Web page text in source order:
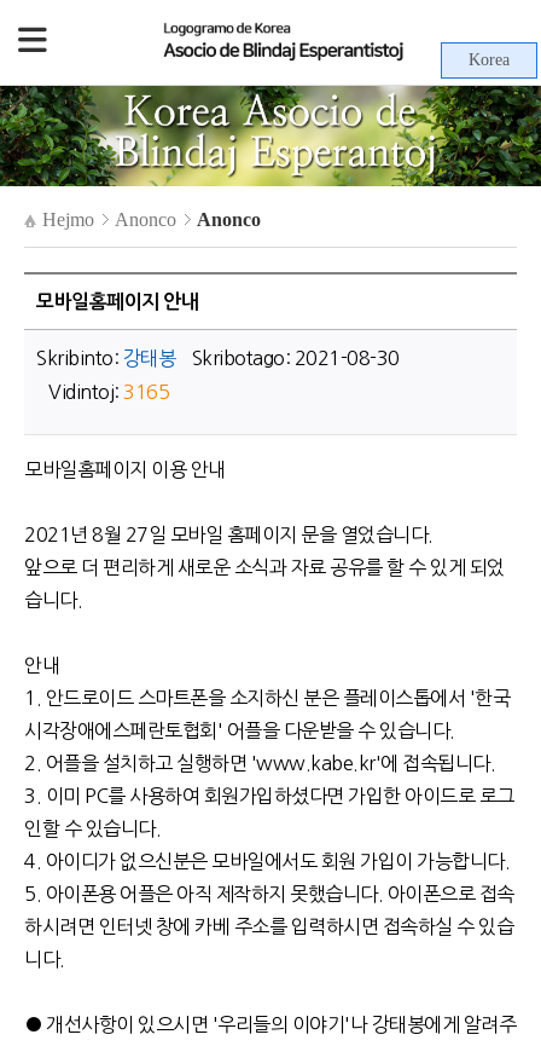
Korea
Hejmo Anonco Anonco
모바일홈페이지 안내
Skribinto: 강태봉
Skribotago: 2021-08-30
Vidintoj: 3165
모바일홈페이지 이용 안내
2021년 8월 27일 모바일 홈페이지 문을 열었습니다.
앞으로 더 편리하게 새로운 소식과 자료 공유를 할 수 있게 되었
습니다.
안내
1. 안드로이드 스마트폰을 소지하신 분은 플레이스톱에서 '한국
시각장애에스페란토협회' 어플을 다운받을 수 있습니다.
2. 어플을 설치하고 실행하면 'www.kabe.kr'에 접속됩니다.
3. 이미 PC를 사용하여 회원가입하셨다면 가입한 아이드로 로그
인할 수 있습니다.
4. 아이디가 없으신분은 모바일에서도 회원 가입이 가능합니다.
5. 아이폰용 어플은 아직 제작하지 못했습니다. 아이폰으로 접속
하시려면 인터넷 창에 카베 주소를 입력하시면 접속하실 수 있습
니다.
● 개선사항이 있으시면 '우리들의 이야기'나 강태봉에게 알려주